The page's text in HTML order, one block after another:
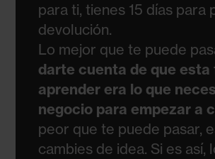
para ti, tienes 15 días para
devolución.
Lo mejor que te puede
darte cuenta de que esta
aprender era lo que
negocio para empezar a
peor que te puede pasar,
cambies de idea. Si es así,